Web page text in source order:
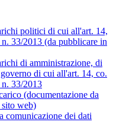
politici di cui all'art. 14,
33/2013 (da pubblicare in
di amministrazione, di
di cui all'art. 14, co.
33/2013
(documentazione da
web)
comunicazione dei dati